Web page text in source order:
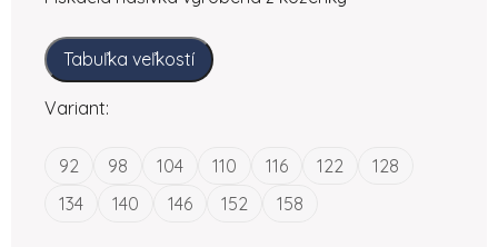
Tabuľka veľkostí
Variant:
92 98 104 110 116 122
128
134
140 146 152 158